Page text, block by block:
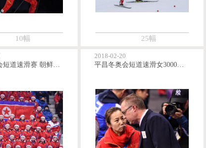
10幅 25幅
平昌冬奥会短道速滑赛 朝鲜拉拉队现场观赛
2018-02-20
平昌冬奥会短道速滑女3000接力 中国队被判犯规李琰申诉无果